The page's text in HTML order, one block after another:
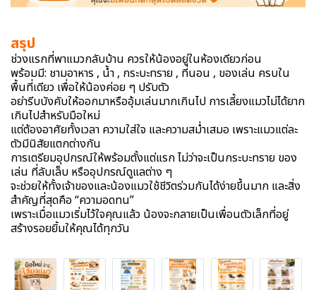
สรุป
ช่วงแรกที่พาแมวกลับบ้าน ควรให้น้องอยู่ในห้องเดียวก่อน
พร้อมมี: ชามอาหาร , น้ำ , กระบะทราย , ที่นอน , ของเล่น ครบใน
พื้นที่เดียว เพื่อให้น้องค่อย ๆ ปรับตัว
อย่ารีบบังคับให้ออกมาหรืออุ้มเล่นมากเกินไป การเลี้ยงแมวไม่ได้ยาก
เกินไปสำหรับมือใหม่
แต่ต้องอาศัยทั้งเวลา ความใส่ใจ และความสม่ำเสมอ เพราะแมวแต่ละ
ตัวมีนิสัยแตกต่างกัน
การเตรียมอุปกรณ์ให้พร้อมตั้งแต่แรก ไม่ว่าจะเป็นกระบะทราย ของ
เล่น ที่ลับเล็บ หรืออุปกรณ์ดูแลต่าง ๆ
จะช่วยให้ทั้งเจ้าของและน้องแมวใช้ชีวิตร่วมกันได้ง่ายขึ้นมาก และสิ่ง
สำคัญที่สุดคือ “ความอดทน”
เพราะเมื่อแมวเริ่มไว้ใจคุณแล้ว น้องจะกลายเป็นเพื่อนตัวเล็กที่อยู่
สร้างรอยยิ้มให้คุณได้ทุกวัน